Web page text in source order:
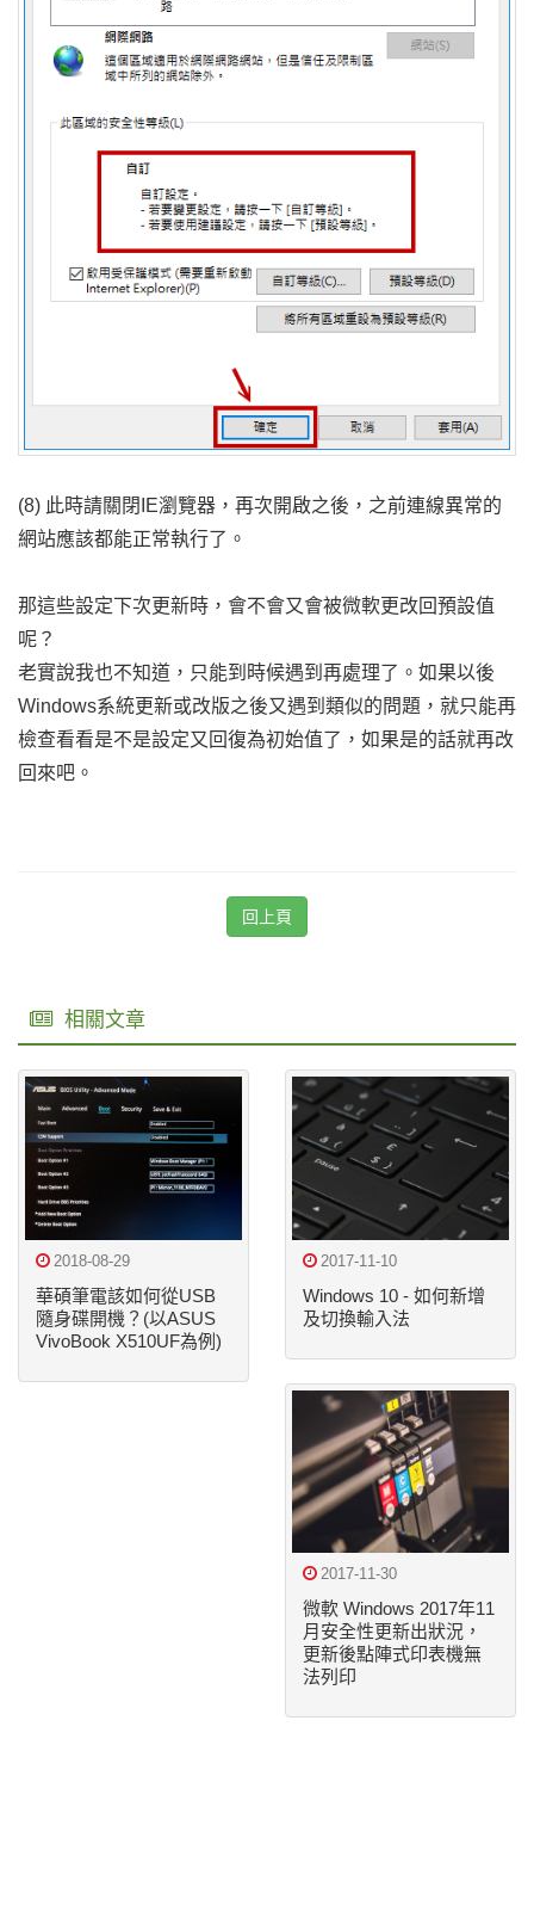
(8) 此時請關閉IE瀏覽器，再次開啟之後，之前連線異常的
網站應該都能正常執行了。
那這些設定下次更新時，會不會又會被微軟更改回預設值
呢？
老實說我也不知道，只能到時候遇到再處理了。如果以後
Windows系統更新或改版之後又遇到類似的問題，就只能再
檢查看看是不是設定又回復為初始值了，如果是的話就再改
回來吧。
回上頁
相關文章
2018-08-29
華碩筆電該如何從USB
隨身碟開機？(以ASUS
VivoBook X510UF為例)
2017-11-10
Windows 10 - 如何新增
及切換輸入法
2017-11-30
微軟 Windows 2017年11
月安全性更新出狀況，
更新後點陣式印表機無
法列印